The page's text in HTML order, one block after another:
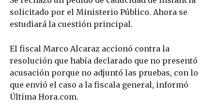
solicitado por el Ministerio Público. Ahora se
estudiará la cuestión principal.
El fiscal Marco Alcaraz accionó contra la
resolución que había declarado que no presentó
acusación porque no adjuntó las pruebas, con lo
que envió el caso a la fiscala general, informó
Última Hora.com.